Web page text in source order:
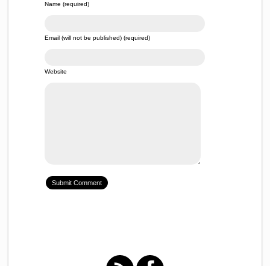
Name (required)
Email (will not be published) (required)
Website